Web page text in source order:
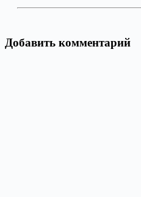
Добавить комментарий